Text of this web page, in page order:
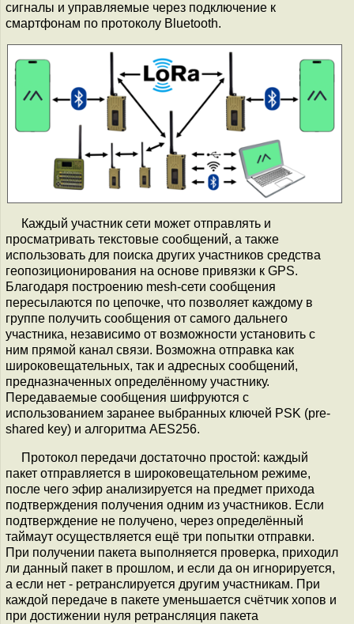
сигналы и управляемые через подключение к
смартфонам по протоколу Bluetooth.
Каждый участник сети может отправлять и
просматривать текстовые сообщений, а также
использовать для поиска других участников средства
геопозиционирования на основе привязки к GPS.
Благодаря построению mesh-сети сообщения
пересылаются по цепочке, что позволяет каждому в
группе получить сообщения от самого дальнего
участника, независимо от возможности установить с
ним прямой канал связи. Возможна отправка как
широковещательных, так и адресных сообщений,
предназначенных определённому участнику.
Передаваемые сообщения шифруются с
использованием заранее выбранных ключей PSK (pre-
shared key) и алгоритма AES256.
Протокол передачи достаточно простой: каждый
пакет отправляется в широковещательном режиме,
после чего эфир анализируется на предмет прихода
подтверждения получения одним из участников. Если
подтверждение не получено, через определённый
таймаут осуществляется ещё три попытки отправки.
При получении пакета выполняется проверка, приходил
ли данный пакет в прошлом, и если да он игнорируется,
а если нет - ретранслируется другим участникам. При
каждой передаче в пакете уменьшается счётчик хопов и
при достижении нуля ретрансляция пакета